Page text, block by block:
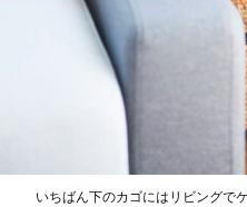
いちばん下のカゴにはリビングで